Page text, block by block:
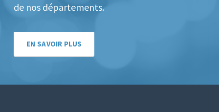
de nos départements.
EN SAVOIR PLUS